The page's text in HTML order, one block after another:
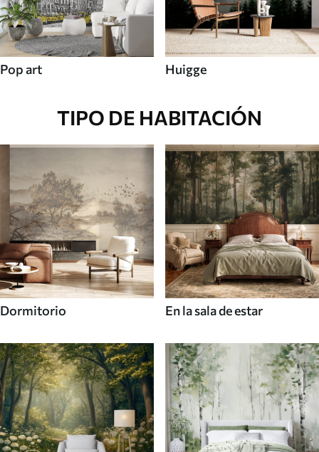
Pop art Huigge
TIPO DE HABITACIÓN
Dormitorio En la sala de estar